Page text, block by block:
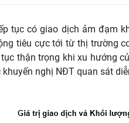
tục có giao dịch ảm đạm
tiêu cực tới từ thị trường
thận trọng khi xu hướng
nghị NĐT quan sát